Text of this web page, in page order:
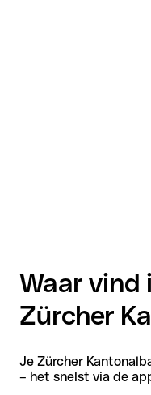
Waar vind
Zürcher
Je Zürcher
– het snelst via de